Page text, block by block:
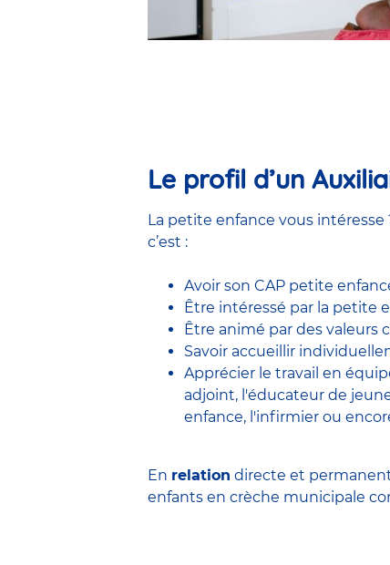
Le profil d’un
La petite enfance vous intéresse
c’est :
Avoir son CAP petite
Être intéressé par la petite
Être animé par des valeurs
Savoir accueillir
Apprécier le travail en
adjoint, l'éducateur de
enfance, l'infirmier ou
En relation directe et
enfants en crèche municipale